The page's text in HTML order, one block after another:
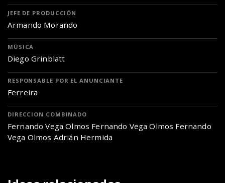
JEFE DE PRODUCCIÓN
Armando Morando
MÚSICA
Diego Grinblatt
RESPONSABLE POR EL ANUNCIANTE
Ferreira
DIRECCION COMBINADO
Fernando Vega Olmos Fernando Vega Olmos Fernando
Vega Olmos Adrián Hermida